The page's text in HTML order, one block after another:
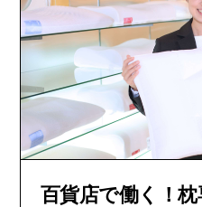
百貨店で働く！